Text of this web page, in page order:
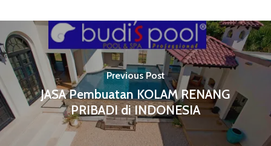
Previous Post
JASA Pembuatan KOLAM RENANG
PRIBADI di INDONESIA